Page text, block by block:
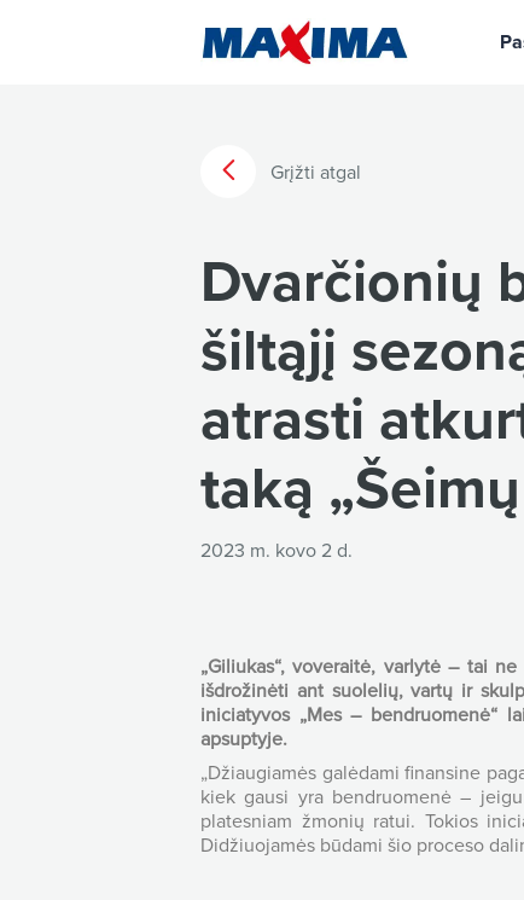
Grįžti atgal
Dvarčionių
šiltąjį
atrasti
taką
2023 m. kovo 2 d.
„Giliukas“, voveraitė, varlytė – tai
išdrožinėti ant suolelių, vartų ir
iniciatyvos „Mes – bendruomenė“
apsuptyje.
„Džiaugiamės galėdami finansine
kiek gausi yra bendruomenė –
platesniam žmonių ratui. Tokios
Didžiuojamės būdami šio proceso